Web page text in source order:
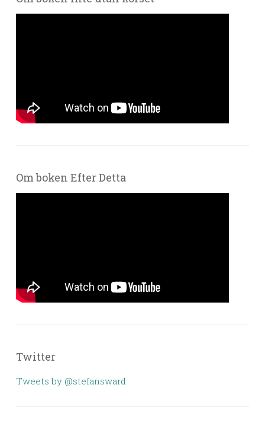
Om boken Efter Detta
Twitter
Tweets by @stefansward